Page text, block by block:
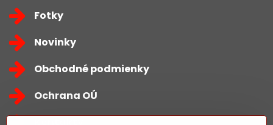
Fotky
Novinky
Obchodné podmienky
Ochrana OÚ